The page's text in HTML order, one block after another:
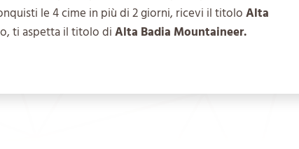
le 4 cime in più di 2 giorni, ricevi il titoloAlta
ti aspetta il titolo diAlta Badia Mountaineer.